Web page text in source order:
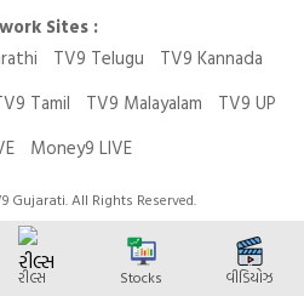
Sites :
TV9 Telugu
TV9 Kannada
Tamil TV9 Malayalam
TV9 UP
Money9 LIVE
Gujarati. All Rights Reserved.
રીલ્સ Stocks વીડિયોઝ